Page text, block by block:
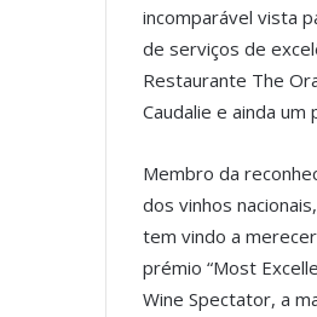
incomparável vista
de serviços de
Restaurante The
Caudalie e ainda
Membro da
dos vinhos
tem vindo a
prémio “Most
Wine Spectator, a